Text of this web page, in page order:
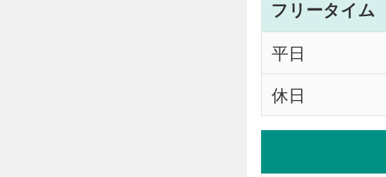
フリータイム
平日
休日